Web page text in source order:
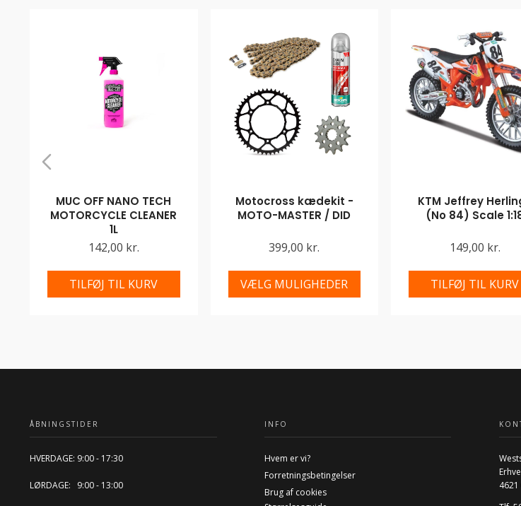
MUC OFF NANO TECH
MOTORCYCLE CLEANER
1L
142,00 kr.
TILFØJ TIL KURV
Motocross kædekit -
MOTO-MASTER / DID
399,00 kr.
VÆLG MULIGHEDER
KTM Jeffrey
(No 84) Scale
149,00 kr.
TILFØJ TIL KURV
ÅBNINGSTIDER
HVERDAGE: 9:00 - 17:30
LØRDAGE: 9:00 - 13:00
INFO
Hvem er vi?
Forretningsbetingelser
Brug af cookies